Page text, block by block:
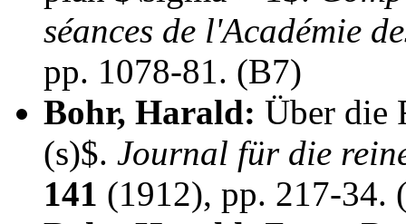
séances de l'Académie
pp. 1078-81. (B7)
Bohr, Harald: Über die
(s)$. Journal für die
141 (1912), pp. 217-34.